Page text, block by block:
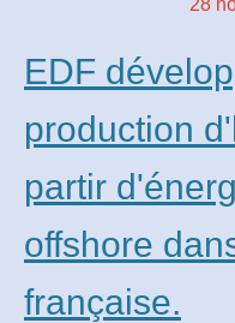
28
EDF
production
partir
offshore
française.